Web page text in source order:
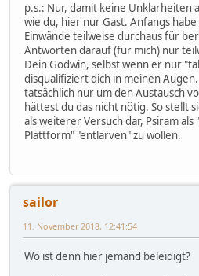
p.s.: Nur, damit keine Unklarheiten
wie du, hier nur Gast. Anfangs habe
Einwände teilweise durchaus für
Antworten darauf (für mich) nur
Dein Godwin, selbst wenn er nur
disqualifiziert dich in meinen
tatsächlich nur um den Austausch
hättest du das nicht nötig. So stellt
als weiterer Versuch dar, Psiram
Plattform" "entlarven" zu wollen.
sailor
11. November 2018, 12:41:54
Wo ist denn hier jemand beleidigt?